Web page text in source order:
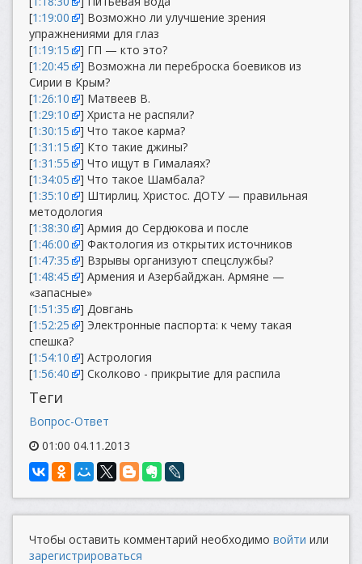
[1:19:00
] Возможно ли улучшение зрения
упражнениями для глаз
[1:19:15
] ГП — кто это?
[1:20:45
] Возможна ли переброска боевиков из
Сирии в Крым?
[1:26:10
] Матвеев В.
[1:29:10
] Христа не распяли?
[1:30:15
] Что такое карма?
[1:31:15
] Кто такие джины?
[1:31:55
] Что ищут в Гималаях?
[1:34:05
] Что такое Шамбала?
[1:35:10
] Штирлиц. Христос. ДОТУ — правильная
методология
[1:38:30
] Армия до Сердюкова и после
[1:46:00
] Фактология из открытих источников
[1:47:35
] Взрывы организуют спецслужбы?
[1:48:45
] Армения и Азербайджан. Армяне —
«запасные»
[1:51:35
] Довгань
[1:52:25
] Электронные паспорта: к чему такая
спешка?
[1:54:10
] Астрология
[1:56:40 ] Сколково - прикрытие для распила
Теги
Вопрос-Ответ
01:00 04.11.2013
Чтобы оставить комментарий необходимо войти или
зарегистрироваться